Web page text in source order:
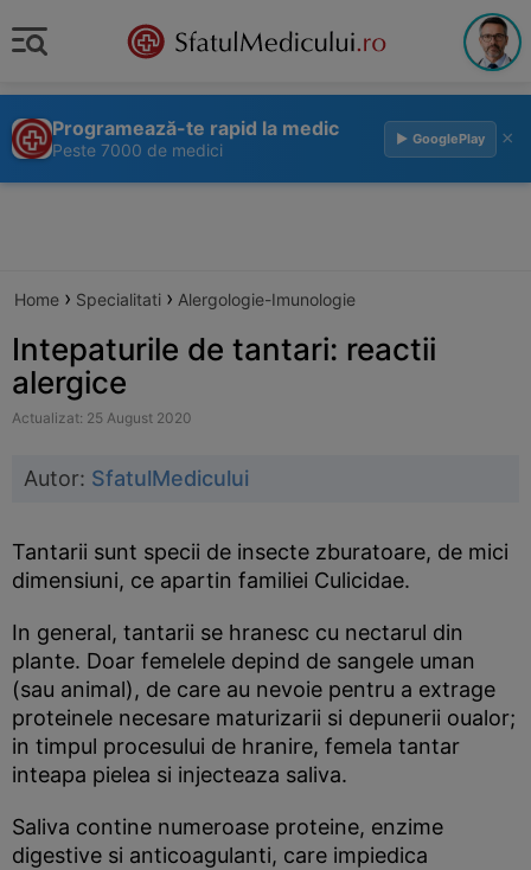
Programează-te rapid la medic
Peste 7000 de medici
▶ GooglePlay ×
Home › Specialitati › Alergologie-Imunologie
Intepaturile de tantari: reactii
alergice
Actualizat: 25 August 2020
Autor: SfatulMedicului
Tantarii sunt specii de insecte zburatoare, de mici
dimensiuni, ce apartin familiei Culicidae.
In general, tantarii se hranesc cu nectarul din
plante. Doar femelele depind de sangele uman
(sau animal), de care au nevoie pentru a extrage
proteinele necesare maturizarii si depunerii oualor;
in timpul procesului de hranire, femela tantar
inteapa pielea si injecteaza saliva.
Saliva contine numeroase proteine, enzime
digestive si anticoagulanti, care impiedica